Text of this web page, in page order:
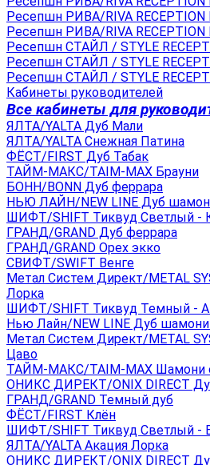
Ресепшн РИВА/RIVA RECEPTION
Ресепшн РИВА/RIVA RECEPTION
Ресепшн СТАЙЛ / STYLE
Ресепшн СТАЙЛ / STYLE
Ресепшн СТАЙЛ / STYLE
Кабинеты руководителей
Все кабинеты для
ЯЛТА/YALTA Дуб Мали
ЯЛТА/YALTA Снежная Патина
ФЁСТ/FIRST Дуб Табак
ТАЙМ-МАКС/TAIM-MAX Брауни
БОНН/BONN Дуб феррара
НЬЮ ЛАЙН/NEW LINE Дуб
ШИФТ/SHIFT Тиквуд Светлый -
ГРАНД/GRAND Дуб феррара
ГРАНД/GRAND Орех экко
СВИФТ/SWIFT Венге
Метал Систем Директ/METAL
Лорка
ШИФТ/SHIFT Тиквуд Темный -
Нью Лайн/NEW LINE Дуб
Метал Систем Директ/METAL
Цаво
ТАЙМ-МАКС/TAIM-MAX Шамони
ОНИКС ДИРЕКТ/ONIX DIRECT
ГРАНД/GRAND Темный дуб
ФЁСТ/FIRST Клён
ШИФТ/SHIFT Тиквуд Светлый -
ЯЛТА/YALTA Акация Лорка
ОНИКС ДИРЕКТ/ONIX DIRECT